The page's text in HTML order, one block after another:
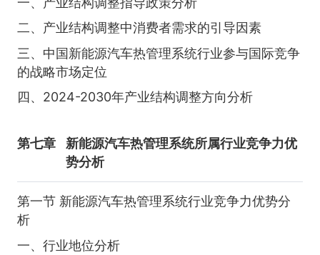
二、产业结构调整中消费者需求的引导因素
三、中国新能源汽车热管理系统行业参与国际竞争
的战略市场定位
四、2024-2030年产业结构调整方向分析
第七章
新能源汽车热管理系统所属行业竞争力优
势分析
第一节 新能源汽车热管理系统行业竞争力优势分
析
一、行业地位分析